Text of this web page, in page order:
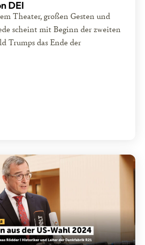
DEI
Theater, großen Gesten und
scheint mit Beginn der zweiten
Trumps das Ende der